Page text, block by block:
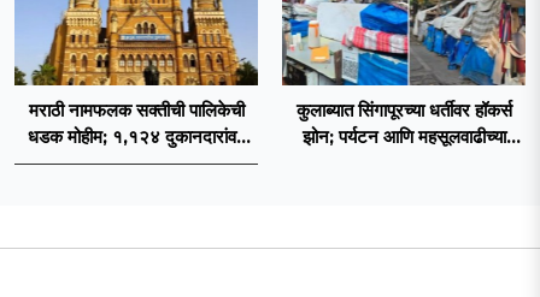
मराठी नामफलक सक्तीची पालिकेची
धडक मोहीम; १,१२४ दुकानदारांवर
कारवाई
कुलाब्यात सिंगापूरच्या धर्तीवर हॉकर्स
झोन; पर्यटन आणि महसूलवाढीच्या